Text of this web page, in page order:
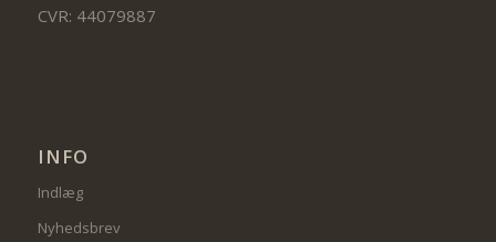
CVR: 44079887
INFO
Indlæg
Nyhedsbrev